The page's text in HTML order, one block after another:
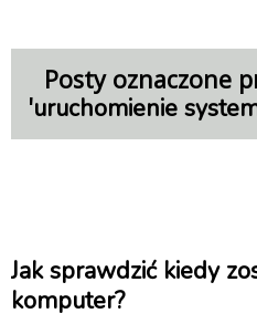
Posty oznaczone
'uruchomienie
Jak sprawdzić kiedy
komputer?